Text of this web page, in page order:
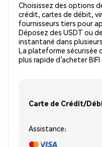
Choisissez des options
crédit, cartes de débit,
fournisseurs tiers pour
Déposez des USDT ou
instantané dans
La plateforme sécurisée
plus rapide d’acheter
Carte de Crédit/
Assistance: